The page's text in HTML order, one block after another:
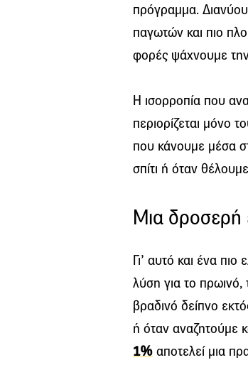
πρόγραμμα.
παγωτών και πιο
φορές ψάχνουμε
Η ισορροπία που
περιορίζεται μόνο
που κάνουμε μέσα
σπίτι ή όταν
Μια δροσερή
Γι’ αυτό και ένα
λύση για το
βραδινό δείπνο
ή όταν αναζητούμε
1% αποτελεί μια